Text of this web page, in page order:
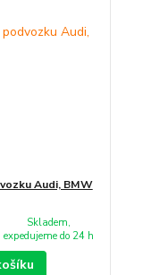
Audi, BMW
Skladem,
expedujeme do 24 h